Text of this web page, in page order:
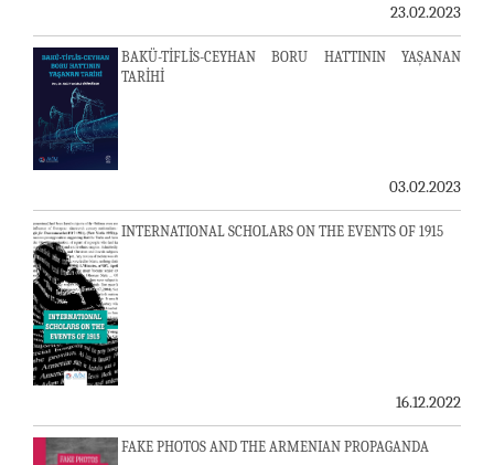
23.02.2023
BAKÜ-TİFLİS-CEYHAN BORU HATTININ YAŞANAN
TARİHİ
03.02.2023
INTERNATIONAL SCHOLARS ON THE EVENTS OF 1915
16.12.2022
FAKE PHOTOS AND THE ARMENIAN PROPAGANDA